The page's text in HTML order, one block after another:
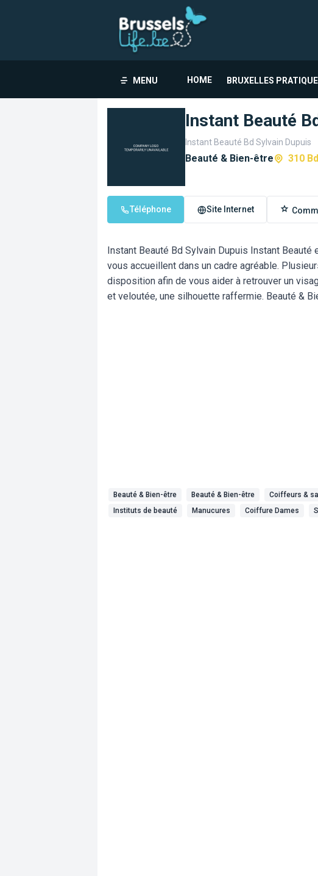
MENU HOME BRUXELLES PRATIQUE
Instant Beauté
Instant Beauté Bd Sylvain Dupuis
Beauté & Bien-être 310
Téléphone Site Internet
Instant Beauté Bd Sylvain Dupuis Instant
vous accueillent dans un cadre agréable.
disposition afin de vous aider à retrouver un
et veloutée, une silhouette raffermie. Beauté &
Beauté & Bien-être Beauté & Bien-être Coiffeurs &
Instituts de beauté
Manucures Coiffure Dames